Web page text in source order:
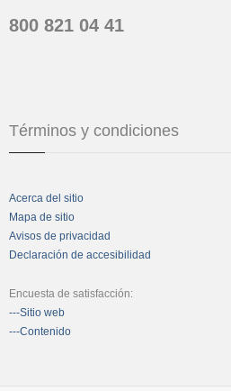
800 821 04 41
Términos y condiciones
Acerca del sitio
Mapa de sitio
Avisos de privacidad
Declaración de accesibilidad
Encuesta de satisfacción:
---Sitio web
---Contenido